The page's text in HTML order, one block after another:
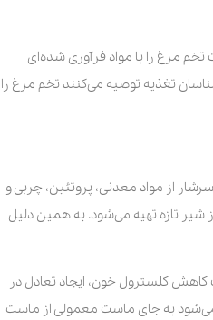
مرغ را با مواد فرآوری شده‌ای
تغذیه توصیه می‌کنند تخم مرغ را
از مواد معدنی، پروتئین، چربی و
شیر تازه تهیه می‌شود. به همین دلیل
کاهش کلسترول خون، ایجاد تعادل در
به جای ماست معمولی از ماست